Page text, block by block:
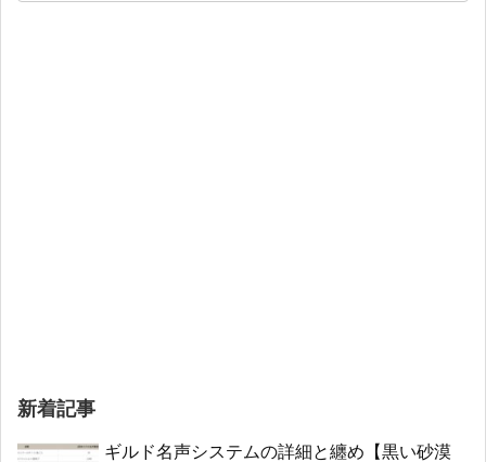
新着記事
ギルド名声システムの詳細と纏め【黒い砂漠